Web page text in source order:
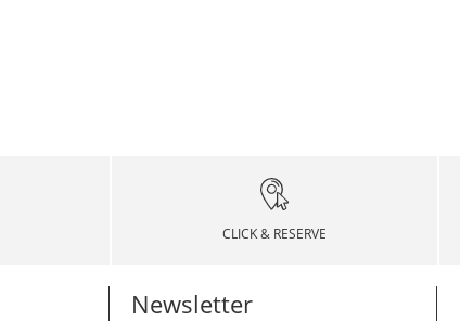
CLICK & RESERVE
Newsletter